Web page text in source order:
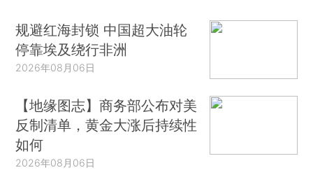
规避红海封锁 中国超大油轮
停靠埃及绕行非洲
2026年08月06日
【地缘图志】商务部公布对美
反制清单，黄金大涨后持续性
如何
2026年08月06日